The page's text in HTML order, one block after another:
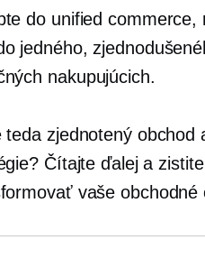
do unified
jedného,
nakupujúcich.
teda zjednotený
Čítajte ďalej a
vaše obchodné